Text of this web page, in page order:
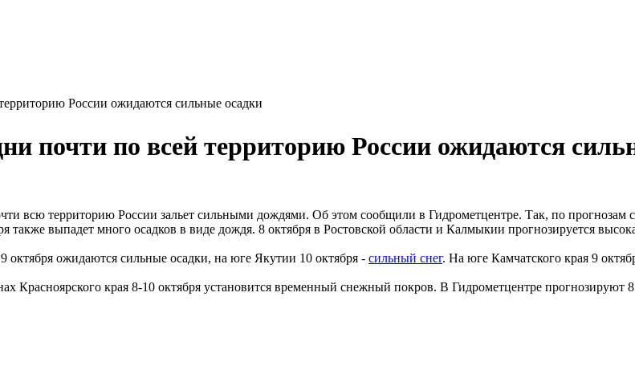
России ожидаются сильные осадки
почти по всей территорию России ожидаются
всю территорию России зальет сильными дождями. Об этом сообщили в Гидрометцентре. Так, по
также выпадет много осадков в виде дождя. 8 октября в Ростовской области и Калмыкии прогнозируется
октября ожидаются сильные осадки, на юге Якутии 10 октября - сильный снег. На юге Камчатского края 9
Красноярского края 8-10 октября установится временный снежный покров. В Гидрометцентре